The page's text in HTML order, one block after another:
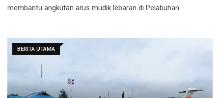
membantu angkutan arus mudik lebaran di Pelabuhan…
BERITA UTAMA